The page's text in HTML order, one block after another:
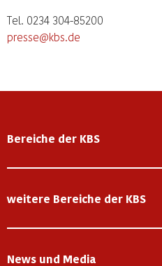
Tel. 0234 304-85200
presse@kbs.de
Bereiche der KBS
weitere Bereiche der KBS
News und Media